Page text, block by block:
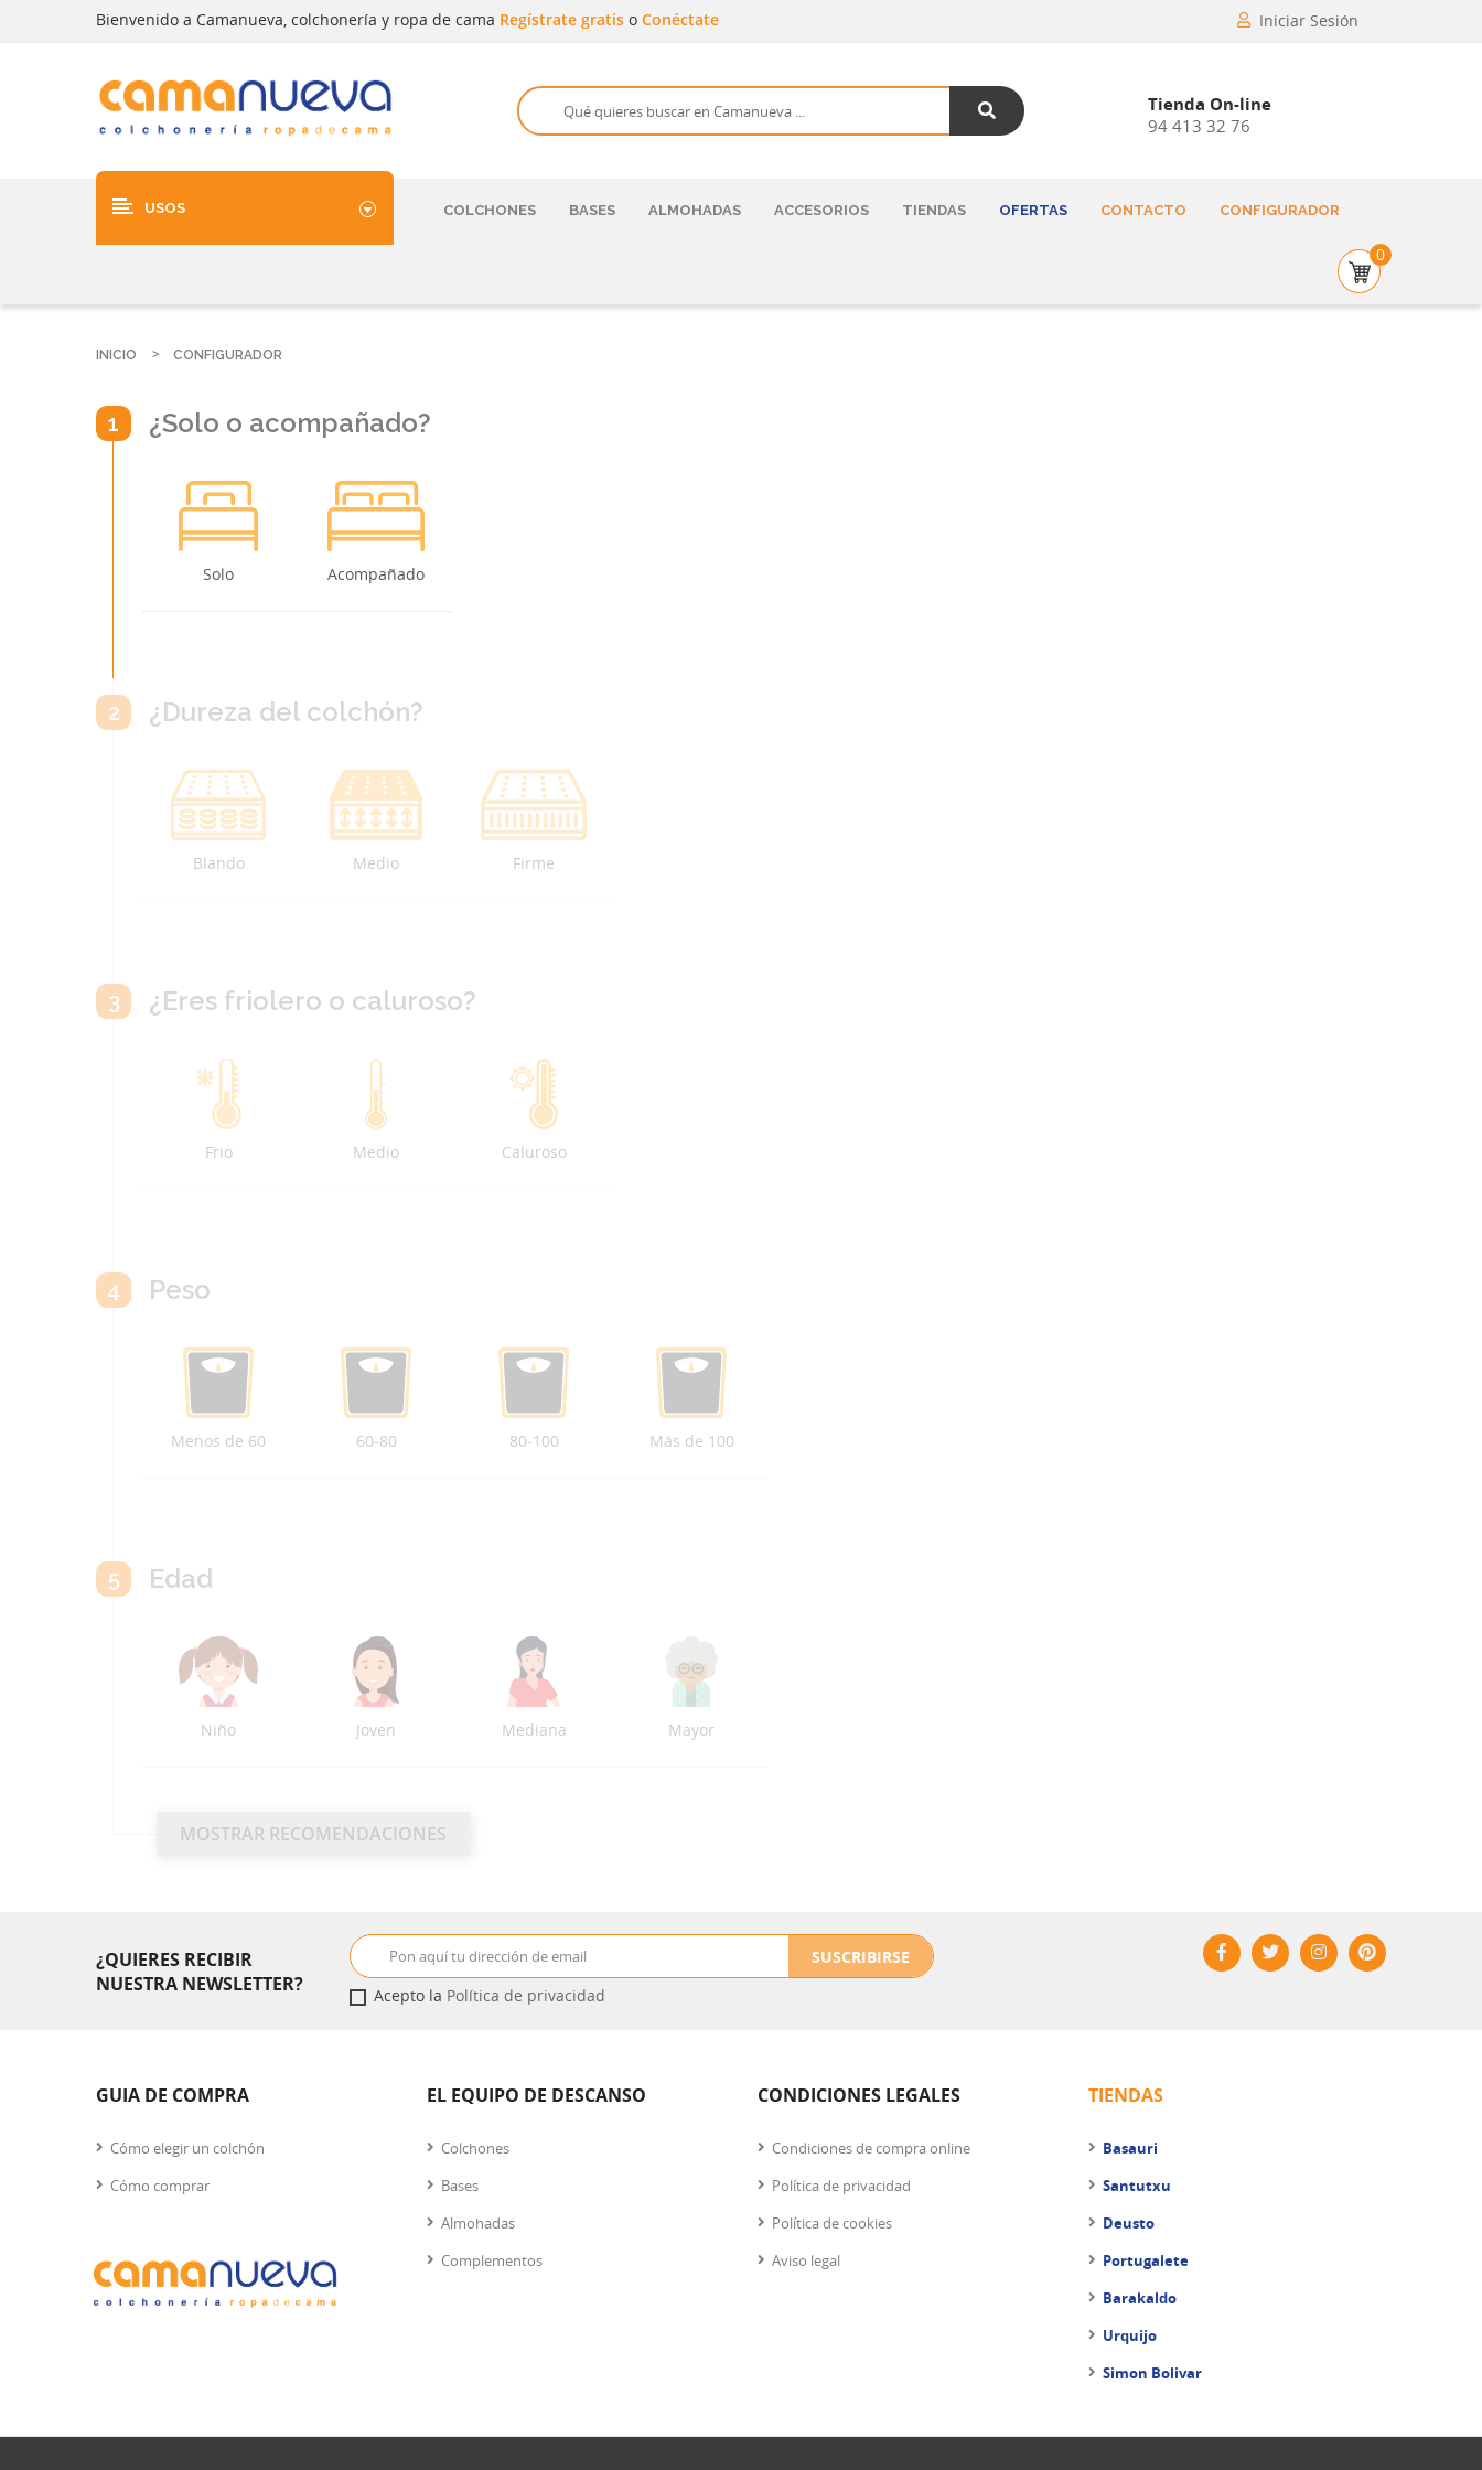
Bienvenido a Camanueva, colchonería y ropa de cama Regístrate gratis o Conéctate Iniciar Sesión
Tienda On-line
94 413 32 76
USOS COLCHONES BASES ALMOHADAS ACCESORIOS TIENDAS OFERTAS CONTACTO CONFIGURADOR
0
INICIO CONFIGURADOR
1 ¿Solo o acompañado?
Solo Acompañado
2 ¿Dureza del colchón?
Blando Medio Firme
3 ¿Eres friolero o caluroso?
Frio Medio Caluroso
4 Peso
Menos de 60 60-80 80-100 Más de 100
5 Edad
Niño Joven Mediana Mayor
MOSTRAR RECOMENDACIONES
¿QUIERES RECIBIR
NUESTRA NEWSLETTER?
SUSCRIBIRSE
Acepto la Política de privacidad
GUIA DE COMPRA
Cómo elegir un colchón
Cómo comprar
EL EQUIPO DE DESCANSO
Colchones
Bases
Almohadas
Complementos
CONDICIONES LEGALES
Condiciones de compra online
Política de privacidad
Política de cookies
Aviso legal
TIENDAS
Basauri
Santutxu
Deusto
Portugalete
Barakaldo
Urquijo
Simon Bolivar